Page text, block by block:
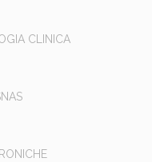
CLINICA